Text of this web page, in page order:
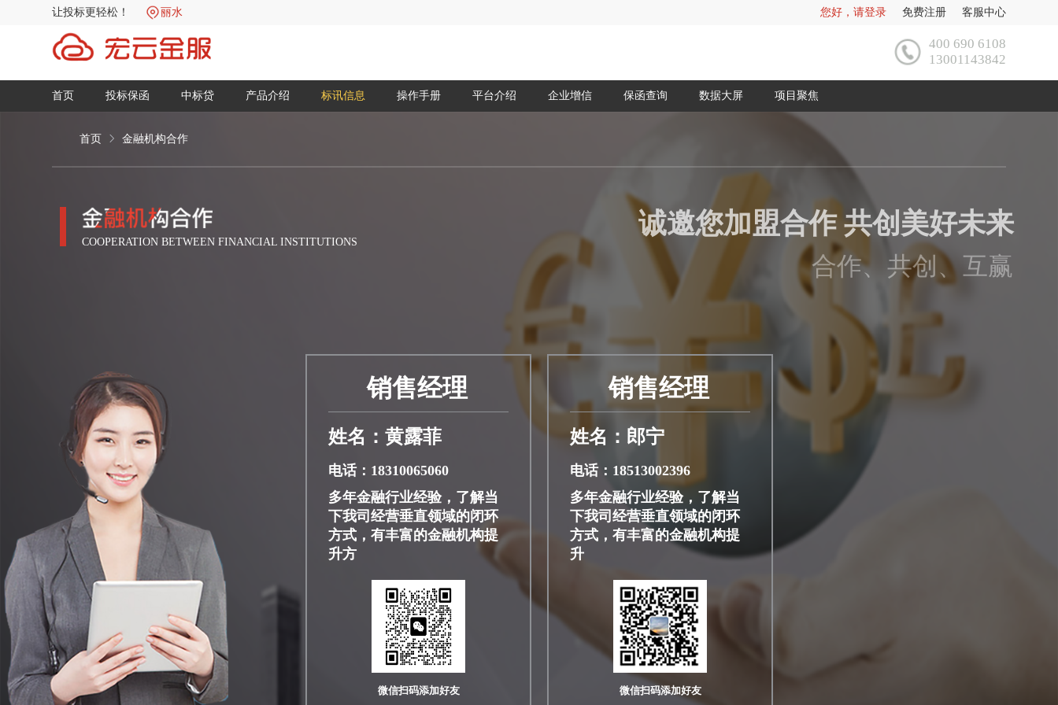
让投标更轻松！ 丽水 客服中心
免费注册
您好，请登录
400 690 6108
13001143842
首页 投标保函 中标贷 产品介绍 标讯信息 操作手册 平台介绍 企业增信 保函查询 数据大屏 项目聚焦
首页 金融机构合作
COOPERATION BETWEEN FINANCIAL INSTITUTIONS
诚邀您加盟合作 共创美好未来
合作、共创、互赢
销售经理
姓名：黄露菲
电话：18310065060
多年金融行业经验，了解当
下我司经营垂直领域的闭环
方式，有丰富的金融机构提
升方
微信扫码添加好友
销售经理
姓名：郎宁
电话：18513002396
多年金融行业经验，了解当
下我司经营垂直领域的闭环
方式，有丰富的金融机构提
升
微信扫码添加好友